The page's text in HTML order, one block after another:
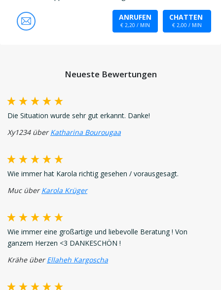
ANRUFEN
€ 2,20 / MIN
CHATTEN
€ 2,00 / MIN
Neueste Bewertungen
Die Situation wurde sehr gut erkannt. Danke!
Xy1234 überKatharina Bourougaa
Wie immer hat Karola richtig gesehen / vorausgesagt.
Muc überKarola Krüger
Wie immer eine großartige und liebevolle Beratung ! Von
ganzem Herzen <3 DANKESCHÖN !
Krähe überEllaheh Kargoscha